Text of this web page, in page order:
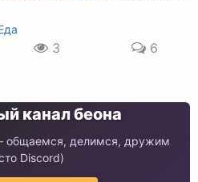
3 6
канал беона
общаемся, делимся, дружим
Discord)